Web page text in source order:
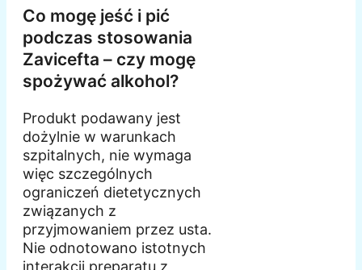
Co mogę jeść i pić
podczas stosowania
Zavicefta – czy mogę
spożywać alkohol?
Produkt podawany jest
dożylnie w warunkach
szpitalnych, nie wymaga
więc szczególnych
ograniczeń dietetycznych
związanych z
przyjmowaniem przez usta.
Nie odnotowano istotnych
interakcji preparatu z